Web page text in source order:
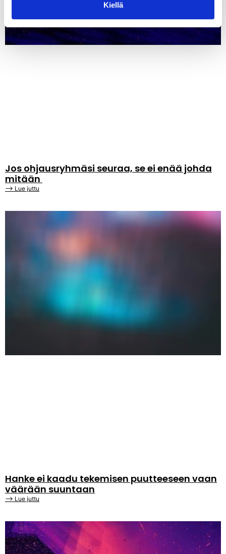
Kiellä
Jos ohjausryhmäsi seuraa, se ei enää johda
mitään
⟶ Lue juttu
Hanke ei kaadu tekemisen puutteeseen vaan
väärään suuntaan
⟶ Lue juttu